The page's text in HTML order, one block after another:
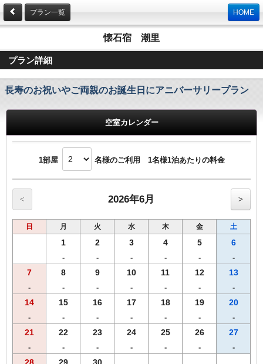
プラン一覧 HOME
懐石宿 潮里
プラン詳細
長寿のお祝いやご両親のお誕生日にアニバーサリープラン
空室カレンダー
1部屋 名様のご利用 1名様1泊あたりの料金
< 2026年6月 >
日 月 火 水 木 金 土
1
-
2
-
3
-
4
-
5
-
6
-
7
-
8
-
9
-
10
-
11
-
12
-
13
-
14
-
15
-
16
-
17
-
18
-
19
-
20
-
21
-
22
-
23
-
24
-
25
-
26
-
27
-
28 29 30